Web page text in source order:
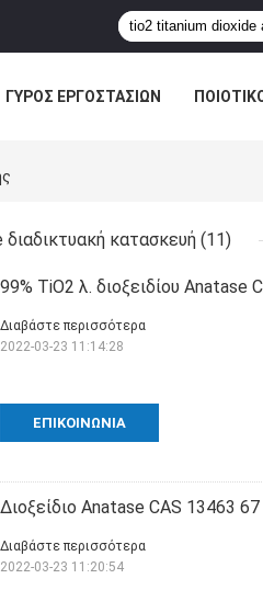
ΓΎΡΟΣ ΕΡΓΟΣΤΑΣΊΩΝ
κατασκευή (11)
99% TiO2 λ. διοξειδίου Anatase
ΕΠΙΚΟΙΝΩΝΊΑ
Διαβάστε περισσότερα
2022-03-23 11:14:28
Διοξείδιο Anatase CAS 13463
Διαβάστε περισσότερα
2022-03-23 11:20:54